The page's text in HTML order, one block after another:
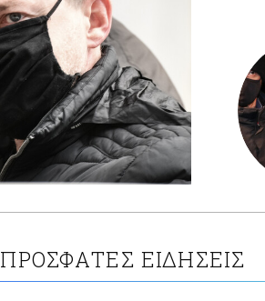
ΠΡΟΣΦΑΤΕΣ ΕΙΔΗΣΕΙΣ